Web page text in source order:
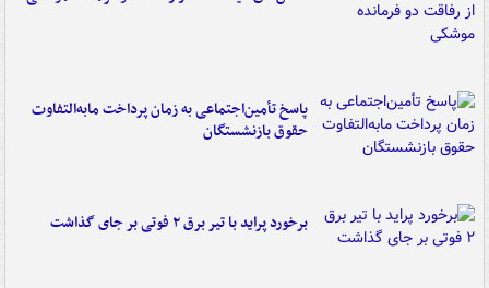
پاسخ تأمین‌اجتماعی به زمان پرداخت مابه‌التفاوت
حقوق بازنشستگان
برخورد پراید با تیر برق ۲ فوتی بر جای گذاشت